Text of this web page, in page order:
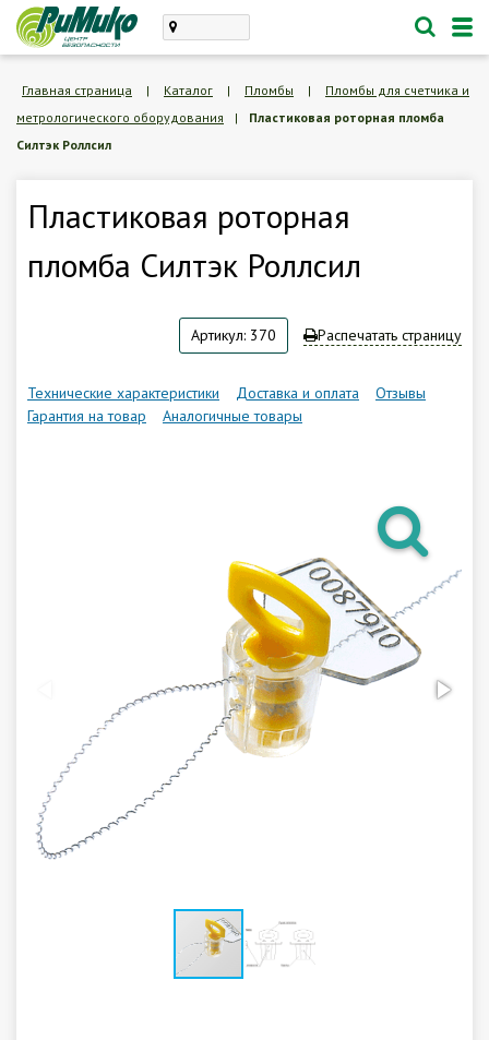
Каталог
Корзина /
Программное обеспечение LogTag
Монтаж оборудования
Новости
Контакты
Главная страница | Каталог | Пломбы |
Пломбы для счетчика и
метрологического оборудования
|
Пластиковая роторная пломба
Силтэк Роллсил
Пластиковая роторная
пломба Силтэк Роллсил
Артикул: 370 Распечатать страницу
Технические характеристики Доставка и оплата
Отзывы
Гарантия на товар
Аналогичные товары